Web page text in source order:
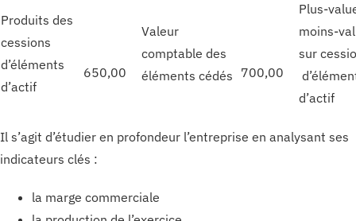
Produits des
cessions
d’éléments
d’actif
650,00
Valeur
comptable des
éléments cédés 700,00
Plus-
moins-
sur
d’actif
Il s’agit d’étudier en profondeur l’entreprise en analysant ses
indicateurs clés :
la marge commerciale